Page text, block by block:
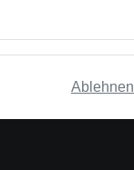
Ablehnen